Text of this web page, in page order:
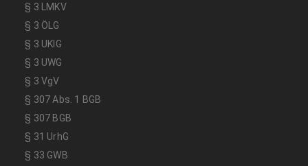
§ 3 LMKV
§ 3 ÖLG
§ 3 UKlG
§ 3 UWG
§ 3 VgV
§ 307 Abs. 1 BGB
§ 307 BGB
§ 31 UrhG
§ 33 GWB